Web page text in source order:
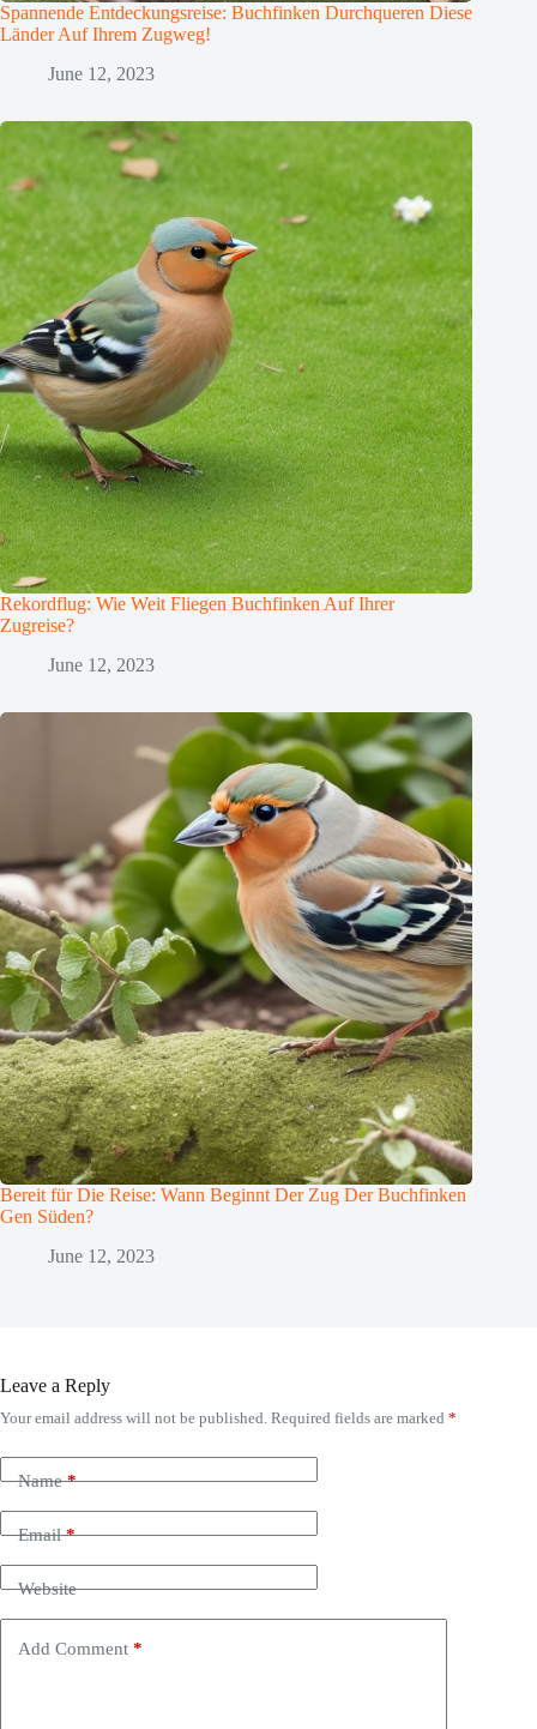
Spannende Entdeckungsreise: Buchfinken Durchqueren Diese
Länder Auf Ihrem Zugweg!
June 12, 2023
Rekordflug: Wie Weit Fliegen Buchfinken Auf Ihrer
Zugreise?
June 12, 2023
Bereit für Die Reise: Wann Beginnt Der Zug Der Buchfinken
Gen Süden?
June 12, 2023
Leave a Reply
Your email address will not be published. Required fields are marked *
Name*
Email*
Website
Add Comment *